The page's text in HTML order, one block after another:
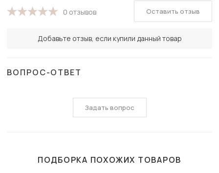
0 отзывов
Добавьте отзыв, если купили данный товар
Оставить отзыв
ВОПРОС-ОТВЕТ
Задать вопрос
ПОДБОРКА ПОХОЖИХ ТОВАРОВ